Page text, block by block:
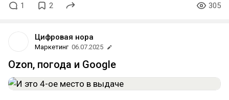
1 2 305
Цифровая нора
Маркетинг 06.07.2025
Ozon, погода и Google